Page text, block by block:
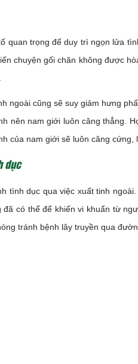
quan trọng để duy trì ngọn lửa
chuyện gối chăn không được
ngoài cũng sẽ suy giảm hưng
nên nam giới luôn căng thẳng.
của nam giới sẽ luôn căng cứng,
dục
dục qua việc xuất tinh ngoài.
có thể để khiến vi khuẩn từ
tránh bệnh lây truyền qua